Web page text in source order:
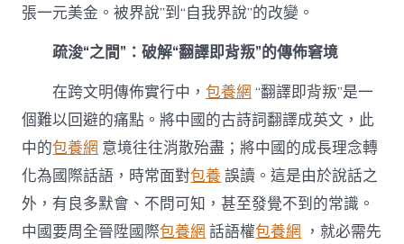
張一元美金。被界說”到“自我界說”的改變。
疏浚“之間”：破解“翻譯即背叛”的傳佈窘境
在跨文明傳佈實行中，包養網 “翻譯即背叛”是一
個難以回避的痛點。將中國的古詩詞翻譯成英文，此
中的包養網 意境往往消散殆盡；將中國的成長理念轉
化為國際話語，時常面對包養 誤讀。這是由於說話之
外，有良多默會、不問可知，甚至發覺不到的常識。
中國要周全晉陞國際包養網 話語權包養網 ，就必需先